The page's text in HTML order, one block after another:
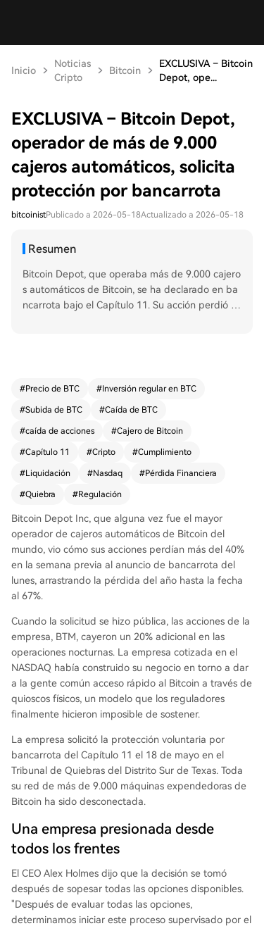
Inicio
Noticias
Cripto
Bitcoin
EXCLUSIVA – Bitcoin
Depot, ope...
EXCLUSIVA – Bitcoin Depot,
operador de más de 9.000
cajeros automáticos, solicita
protección por bancarrota
bitcoinistPublicado a 2026-05-18Actualizado a 2026-05-18
Resumen
Bitcoin Depot, que operaba más de 9.000 cajero
s automáticos de Bitcoin, se ha declarado en ba
ncarrota bajo el Capítulo 11. Su acción perdió m
uyó nuevos límites de transacción y demandas. E
eranuales en el primer trimestre de 2026 y una
pérdida neta de 9,5 millones de dólares. El proc
e activos y el cierre total de operaciones, no una
reestructuración. Toda su red de cajeros ha sido
desconectada.
#Precio de BTC #Inversión regular en BTC
#Subida de BTC #Caída de BTC
#caída de acciones #Cajero de Bitcoin
#Capítulo 11 #Cripto #Cumplimiento
#Liquidación #Nasdaq #Pérdida Financiera
#Quiebra #Regulación
Bitcoin Depot Inc, que alguna vez fue el mayor
operador de cajeros automáticos de Bitcoin del
mundo, vio cómo sus acciones perdían más del 40%
en la semana previa al anuncio de bancarrota del
lunes, arrastrando la pérdida del año hasta la fecha
al 67%.
Cuando la solicitud se hizo pública, las acciones de la
empresa, BTM, cayeron un 20% adicional en las
operaciones nocturnas. La empresa cotizada en el
NASDAQ había construido su negocio en torno a dar
a la gente común acceso rápido al Bitcoin a través de
quioscos físicos, un modelo que los reguladores
finalmente hicieron imposible de sostener.
La empresa solicitó la protección voluntaria por
bancarrota del Capítulo 11 el 18 de mayo en el
Tribunal de Quiebras del Distrito Sur de Texas. Toda
su red de más de 9.000 máquinas expendedoras de
Bitcoin ha sido desconectada.
Una empresa presionada desde
todos los frentes
El CEO Alex Holmes dijo que la decisión se tomó
después de sopesar todas las opciones disponibles.
"Después de evaluar todas las opciones,
determinamos iniciar este proceso supervisado por el